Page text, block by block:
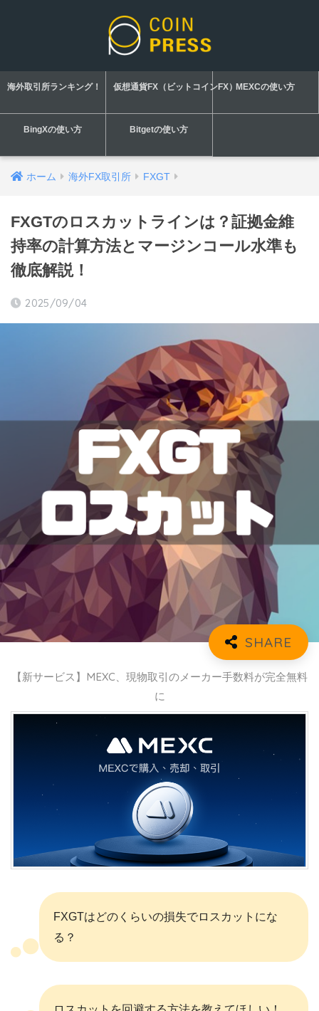
海外取引所ランキング！ 仮想通貨FX（ビットコインFX）MEXCの使い方
BingXの使い方 Bitgetの使い方
ホーム 海外FX取引所 FXGT
FXGTのロスカットラインは？証拠金維
持率の計算方法とマージンコール水準も
徹底解説！
2025/09/04
【新サービス】MEXC、現物取引のメーカー手数料が完全無料
に
FXGTはどのくらいの損失でロスカットにな
る？